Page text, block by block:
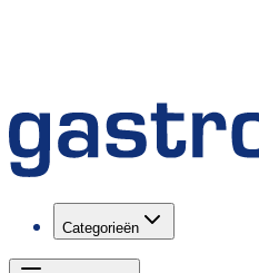
Categorieën